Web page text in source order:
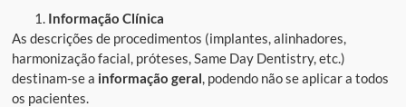
Informação Clínica
As descrições de procedimentos (implantes, alinhadores,
harmonização facial, próteses, Same Day Dentistry, etc.)
destinam-se a informação geral, podendo não se aplicar a todos
os pacientes.